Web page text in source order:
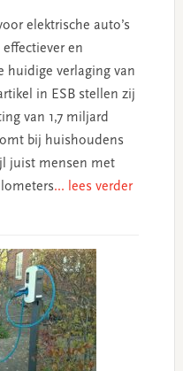
elektrische auto’s
en
huidige verlaging van
in ESB stellen zij
van 1,7 miljard
bij huishoudens
juist mensen met
... lees verder